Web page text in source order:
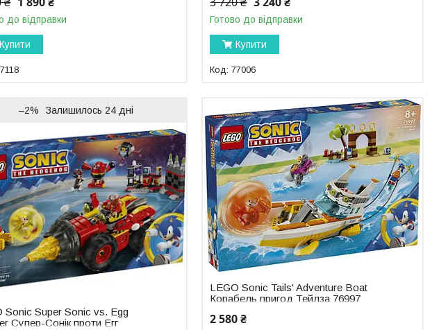
до відправки
Купити
Готово до відправки
Купити
77006
–2% Залишилось 24 дні
Sonic Super Sonic vs. Egg
Супер-Сонік проти Егг
LEGO Sonic Tails' Adventure Boat
Корабель пригод Тейлза 76997
2 580 ₴